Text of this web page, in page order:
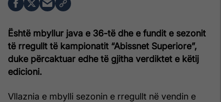
Është mbyllur java e 36-të dhe e fundit e sezonit
të rregullt të kampionatit “Abissnet Superiore”,
duke përcaktuar edhe të gjitha verdiktet e këtij
edicioni.
Vllaznia e mbylli sezonin e rregullt në vendin e